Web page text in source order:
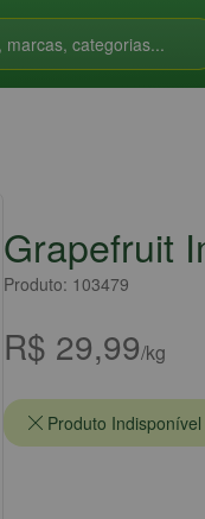
categorias...
Grapefruit
Produto: 103479
R$ 29,99/kg
Produto Indisponível